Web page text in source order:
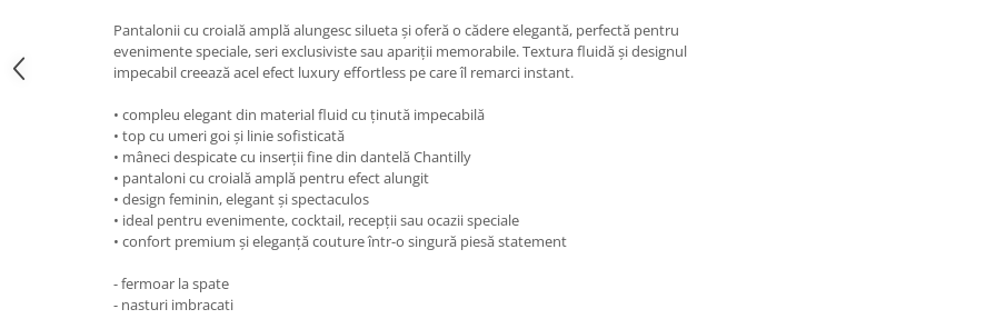
Pantalonii cu croială amplă alungesc silueta și oferă o cădere elegantă, perfectă pentru
evenimente speciale, seri exclusiviste sau apariții memorabile. Textura fluidă și designul
impecabil creează acel efect luxury effortless pe care îl remarci instant.
• compleu elegant din material fluid cu ținută impecabilă
• top cu umeri goi și linie sofisticată
• mâneci despicate cu inserții fine din dantelă Chantilly
• pantaloni cu croială amplă pentru efect alungit
• design feminin, elegant și spectaculos
• ideal pentru evenimente, cocktail, recepții sau ocazii speciale
• confort premium și eleganță couture într-o singură piesă statement
- fermoar la spate
- nasturi imbracati